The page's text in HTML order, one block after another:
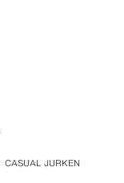
CASUAL JURKEN